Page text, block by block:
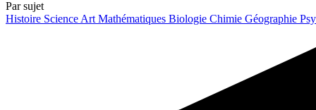
Par sujet
Histoire Science Art Mathématiques Biologie Chimie Géographie